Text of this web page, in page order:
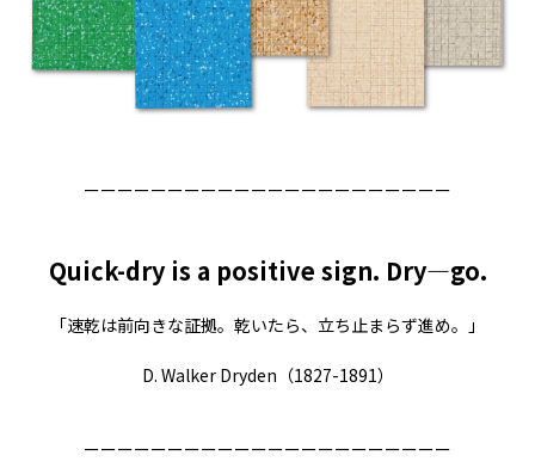
ーーーーーーーーーーーーーーーーーーーーーー
Quick-dry is a positive sign. Dry—go.
「速乾は前向きな証拠。乾いたら、立ち止まらず進め。」
D. Walker Dryden（1827-1891）
ーーーーーーーーーーーーーーーーーーーーーー